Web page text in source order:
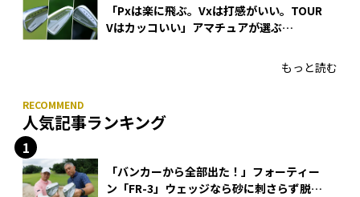
「Pxは楽に飛ぶ。Vxは打感がいい。TOUR
Vはカッコいい」アマチュアが選ぶ
もっと読む
人気記事ランキング
「バンカーから全部出た！」フォーティー
ン「FR-3」ウェッジなら砂に刺さらず脱出